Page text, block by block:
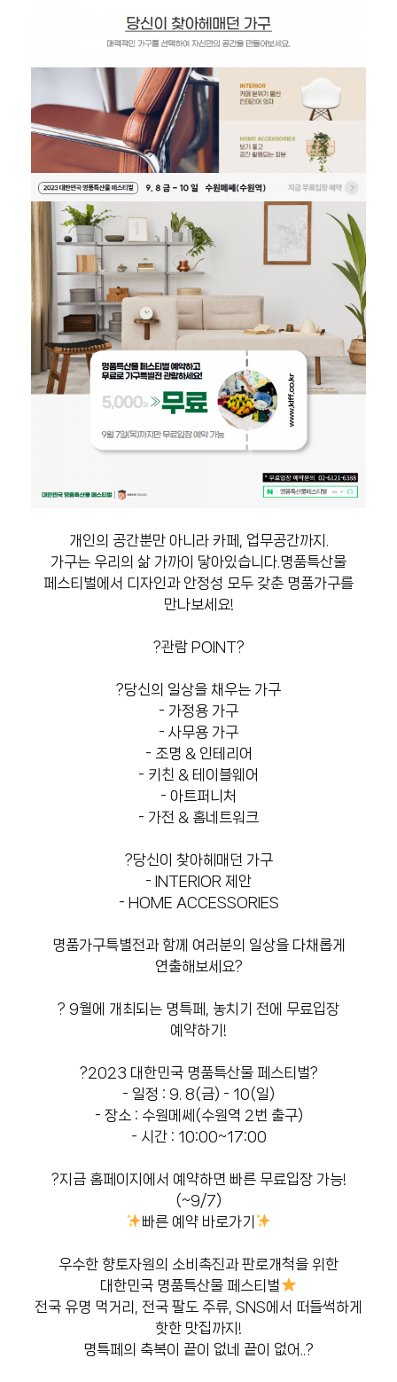
개인의 공간뿐만 아니라 카페, 업무공간까지.
가구는 우리의 삶 가까이 닿아있습니다. 명품특산물
페스티벌에서 디자인과 안정성 모두 갖춘 명품가구를
만나보세요!
?관람 POINT?
?당신의 일상을 채우는 가구
- 가정용 가구
- 사무용 가구
- 조명 & 인테리어
- 키친 & 테이블웨어
- 아트퍼니처
- 가전 & 홈네트워크
?당신이 찾아헤매던 가구
- INTERIOR 제안
- HOME ACCESSORIES
명품가구특별전과 함께 여러분의 일상을 다채롭게
연출해보세요?
? 9월에 개최되는 명특페, 놓치기 전에 무료입장
예약하기!
?2023 대한민국 명품특산물 페스티벌?
- 일정 : 9. 8(금) - 10(일)
- 장소 : 수원메쎄(수원역 2번 출구)
- 시간 : 10:00~17:00
?지금 홈페이지에서 예약하면 빠른 무료입장 가능!
(~9/7)
빠른 예약 바로가기
우수한 향토자원의 소비촉진과 판로개척을 위한
대한민국 명품특산물 페스티벌
전국 유명 먹거리, 전국 팔도 주류, SNS에서 떠들썩하게
핫한 맛집까지!
명특페의 축복이 끝이 없네 끝이 없어..?